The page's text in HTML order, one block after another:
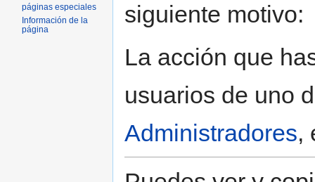
siguiente motivo:
La acción que
usuarios de uno
Administradores,
páginas especiales
Información de la
página